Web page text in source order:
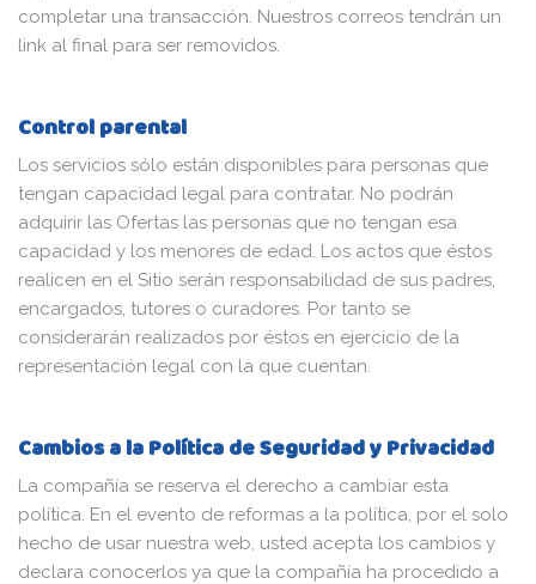
completar una transacción. Nuestros correos tendrán un
link al final para ser removidos.
Control parental
Los servicios sólo están disponibles para personas que
tengan capacidad legal para contratar. No podrán
adquirir las Ofertas las personas que no tengan esa
capacidad y los menores de edad. Los actos que éstos
realicen en el Sitio serán responsabilidad de sus padres,
encargados, tutores o curadores. Por tanto se
considerarán realizados por éstos en ejercicio de la
representación legal con la que cuentan.
Cambios a la Política de Seguridad y Privacidad
La compañía se reserva el derecho a cambiar esta
política. En el evento de reformas a la política, por el solo
hecho de usar nuestra web, usted acepta los cambios y
declara conocerlos ya que la compañía ha procedido a